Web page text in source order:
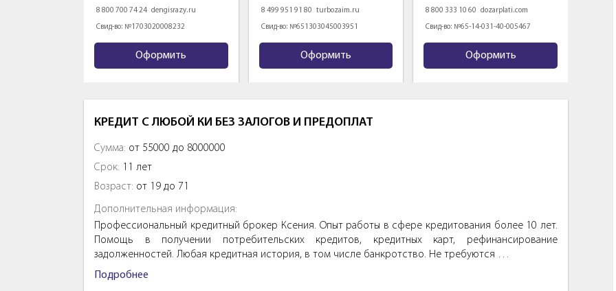
8 800 700 74 24 dengisrazy.ru
Свид-во: №1703020008232
Оформить
8 499 951 91 80 turbozaim.ru
Свид-во: №651303045003951
Оформить
8 800 333 10 60 dozarplati.com
Свид-во: №65-14-031-40-005467
Оформить
КРЕДИТ С ЛЮБОЙ КИ БЕЗ ЗАЛОГОВ И ПРЕДОПЛАТ
Сумма: от 55000 до 8000000
Срок: 11 лет
Возраст: от 19 до 71
Дополнительная информация:
Профессиональный кредитный брокер Ксения. Опыт работы в сфере кредитования более 10 лет.
Помощь в получении потребительских кредитов, кредитных карт, рефинансирование
задолженностей. Любая кредитная история, в том числе банкротство. Не требуются …
Подробнее